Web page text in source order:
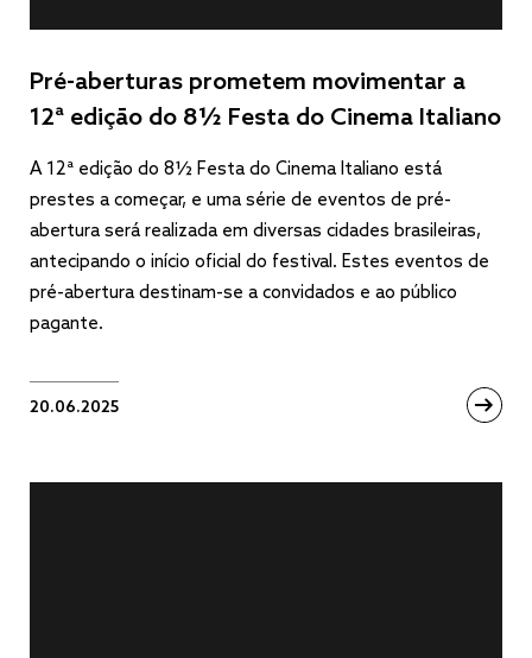
Pré-aberturas prometem movimentar a
12ª edição do 8½ Festa do Cinema Italiano
A 12ª edição do 8½ Festa do Cinema Italiano está
prestes a começar, e uma série de eventos de pré-
abertura será realizada em diversas cidades brasileiras,
antecipando o início oficial do festival. Estes eventos de
pré-abertura destinam-se a convidados e ao público
pagante.
20.06.2025